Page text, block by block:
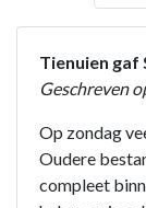
Tienuien gaf
Geschreven
Op zondag
Oudere
compleet